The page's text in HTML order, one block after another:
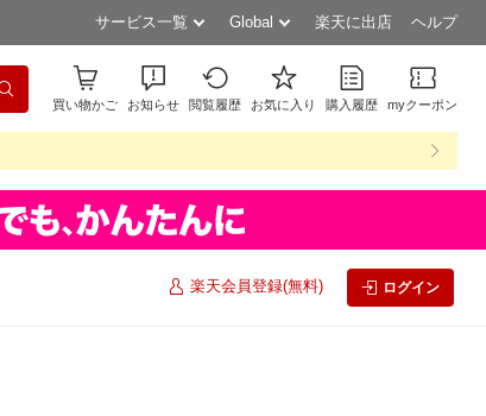
サービス一覧 Global 楽天に出店 ヘルプ
買い物かご お知らせ 閲覧履歴 お気に入り 購入履歴 myクーポン
楽天会員登録(無料) ログイン